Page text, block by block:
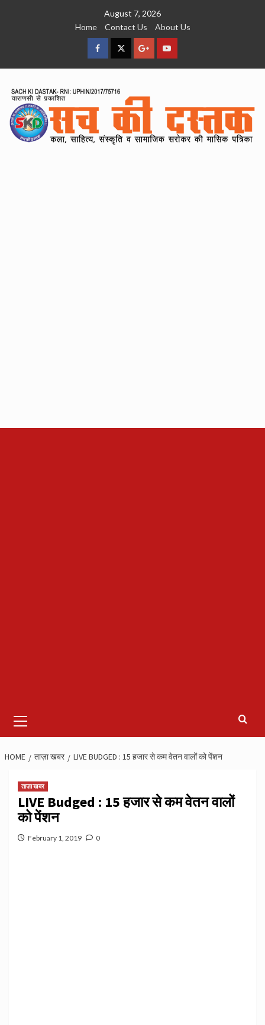
August 7, 2026
Home
Contact Us About Us
facebookTwitterGoogleYouTube
Menu
HOME ताज़ा खबर LIVE BUDGED : 15 हजार से कम वेतन वालों को पेंशन
ताज़ा खबर
LIVE Budged : 15 हजार से कम वेतन वालों
को पेंशन
February 1, 2019 0